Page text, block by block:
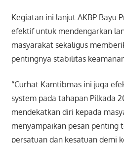
Kegiatan ini lanjut AKBP Bayu
efektif untuk mendengarkan
masyarakat sekaligus
pentingnya stabilitas
“Curhat Kamtibmas ini juga
system pada tahapan Pilkada
mendekatkan diri kepada
menyampaikan pesan penting
persatuan dan kesatuan demi